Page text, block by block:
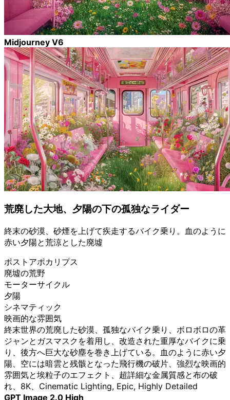
Midjourney V6
荒廃した大地、夕陽の下の孤独なライダー
終末の砂漠、砂煙を上げて疾走するバイク乗り。血のように
赤い夕陽と荒涼とした廃墟
ポストアポカリプス
廃墟の荒野
モーターサイクル
夕陽
シネマティック
映画的な雰囲気
終末世界の荒廃した砂漠、孤独なバイク乗り、ボロボロの革
ジャンとガスマスクを着用し、改造された重厚なバイクに乗
り、後方へ巨大な砂塵を巻き上げている。血のように赤い夕
陽、空には暗雲と残骸となった飛行機の破片、強烈な映画的
雰囲気と埃粒子のエフェクト、超詳細な金属質感と布の破
れ、8K、Cinematic Lighting, Epic, Highly Detailed
GPT Image 2.0 High